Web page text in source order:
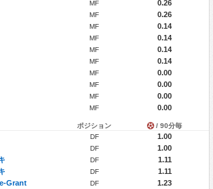
MF
0.26
MF
0.26
MF
0.14
MF
0.14
MF
0.14
MF
0.14
MF
0.00
MF
0.00
MF
0.00
MF 0.00
ポジション / 90分毎
DF
1.00
DF
1.00
DF
1.11
DF
1.11
Grant
DF
1.23